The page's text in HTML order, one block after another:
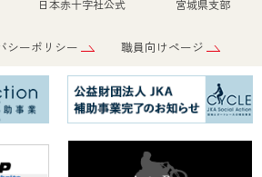
日本赤十字社公式 宮城県支部
シーポリシー 職員向けページ